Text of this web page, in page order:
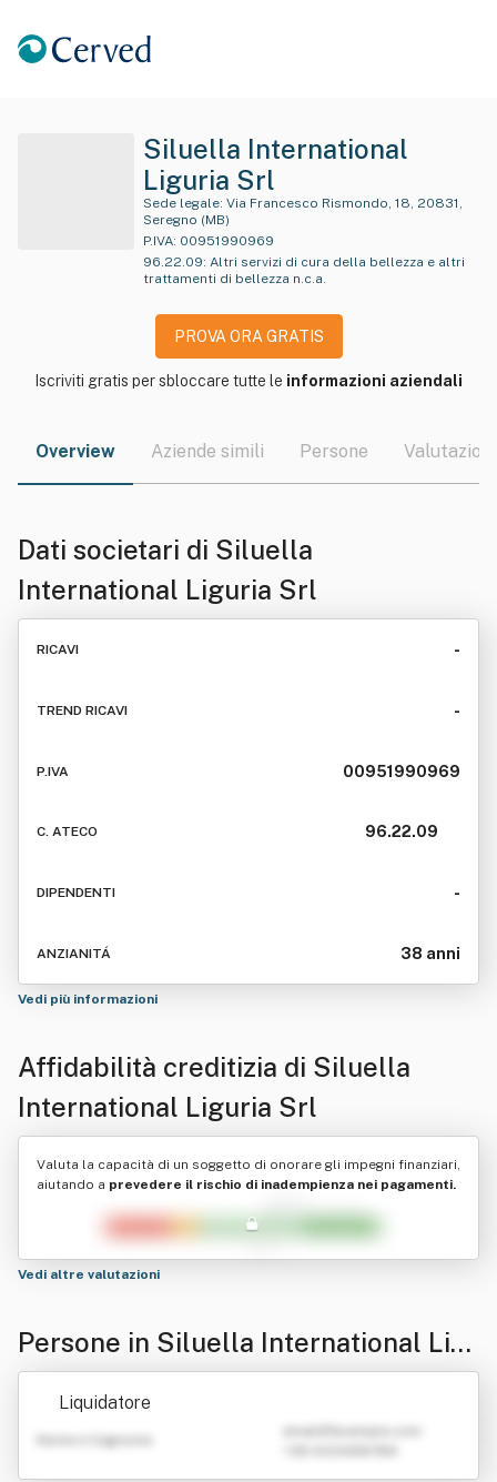
Siluella International
Liguria Srl
Sede legale:
Seregno (MB)
P.IVA: 00951990969
96.22.09: Altri servizi di cura della bellezza e altri
trattamenti di bellezza n.c.a.
PROVA ORA GRATIS
Iscriviti gratis per sbloccare tutte le informazioni aziendali
Overview Aziende simili Persone Valutazioni
Dati societari di Siluella
International Liguria Srl
RICAVI -
TREND RICAVI -
P.IVA 00951990969
C. ATECO 96.22.09
DIPENDENTI -
ANZIANITÁ 38 anni
Vedi più informazioni
Affidabilità creditizia di Siluella
International Liguria Srl
Valuta la capacità di un soggetto di onorare gli impegni finanziari,
aiutando a prevedere il rischio di inadempienza nei pagamenti.
Vedi altre valutazioni
Persone in Siluella International Lig
uria Srl
Liquidatore
Nome e Cognome